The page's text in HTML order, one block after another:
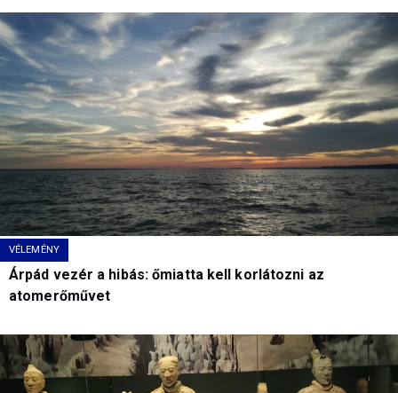
VÉLEMÉNY
Árpád vezér a hibás: őmiatta kell korlátozni az
atomerőművet